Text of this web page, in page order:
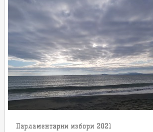
Парламентарни избори 2021